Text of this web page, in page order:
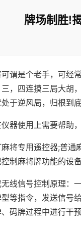
牌场制胜!
谓是个老手，可经
，四连摸三局大胡
于逆风局，归根到底
器使用上需要帮助
将专用遥控器;普通
制麻将牌功能的设备
线信号控制原理：
等指令，发送信号
码牌过程中进行干